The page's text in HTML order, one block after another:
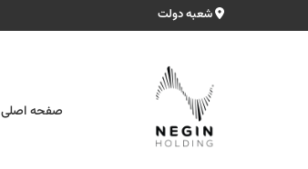
شعبه دولت
صفحه اصلی